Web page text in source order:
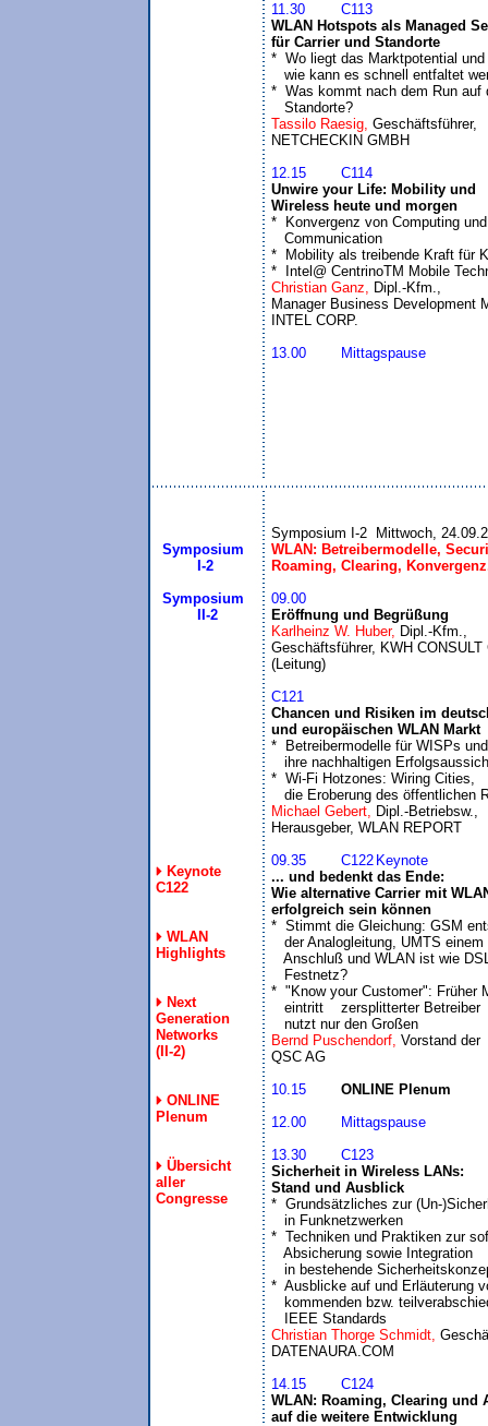
11.30	C113
WLAN Hotspots als Managed
für Carrier und Standorte
*  Wo liegt das Marktpotential und
wie kann es schnell entfaltet
*  Was kommt nach dem Run auf
   Standorte?
Tassilo Raesig, Geschäftsführer,
12.15	C114
Unwire your Life: Mobility und
Wireless heute und morgen
*  Konvergenz von Computing
   Communication
*  Mobility als treibende Kraft für
*  Intel@ CentrinoTM Mobile
Christian Ganz, Dipl.-Kfm.,
Manager Business Development
13.00	Mittagspause
Symposium
I-2
Symposium
  II-2
Keynote
C122
WLAN
Highlights
Next
Generation
Networks
(II-2)
ONLINE
Plenum
Übersicht
aller
Congresse
Symposium I-2  Mittwoch,
WLAN: Betreibermodelle,
09.00
Eröffnung und Begrüßung
Karlheinz W. Huber, Dipl.-Kfm.,
Geschäftsführer, KWH
C121
Chancen und Risiken im
und europäischen WLAN Markt
*  Betreibermodelle für WISPs und
ihre nachhaltigen
*  Wi-Fi Hotzones: Wiring Cities,
die Eroberung des
Michael Gebert, Dipl.-Betriebsw.,
09.35	C122	Keynote
... und bedenkt das Ende:
Wie alternative Carrier mit
erfolgreich sein können
*  Stimmt die Gleichung: GSM
der Analogleitung, UMTS
Anschluß und WLAN ist wie
   Festnetz?
*  "Know your Customer": Früher
   eintritt    zersplitterter Betreiber
   nutzt nur den Großen
Bernd Puschendorf, Vorstand der
12.00	Mittagspause
13.30	C123
Sicherheit in Wireless LANs:
Stand und Ausblick
*  Grundsätzliches zur (Un-
   in Funknetzwerken
*  Techniken und Praktiken zur
   Absicherung sowie Integration
in bestehende
*  Ausblicke auf und Erläuterung
kommenden bzw.
   IEEE Standards
Christian Thorge Schmidt,
14.15	C124
WLAN: Roaming, Clearing und
auf die weitere Entwicklung